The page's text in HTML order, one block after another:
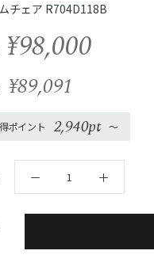
チェア R704D118B
¥98,000
¥89,091
ポイント 2,940pt 〜